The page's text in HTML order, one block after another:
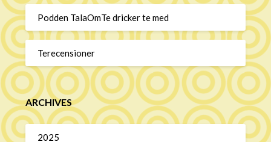
Podden TalaOmTe dricker te med
Terecensioner
ARCHIVES
2025